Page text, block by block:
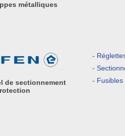
métalliques
de sectionnement
-
-
- Fusibles